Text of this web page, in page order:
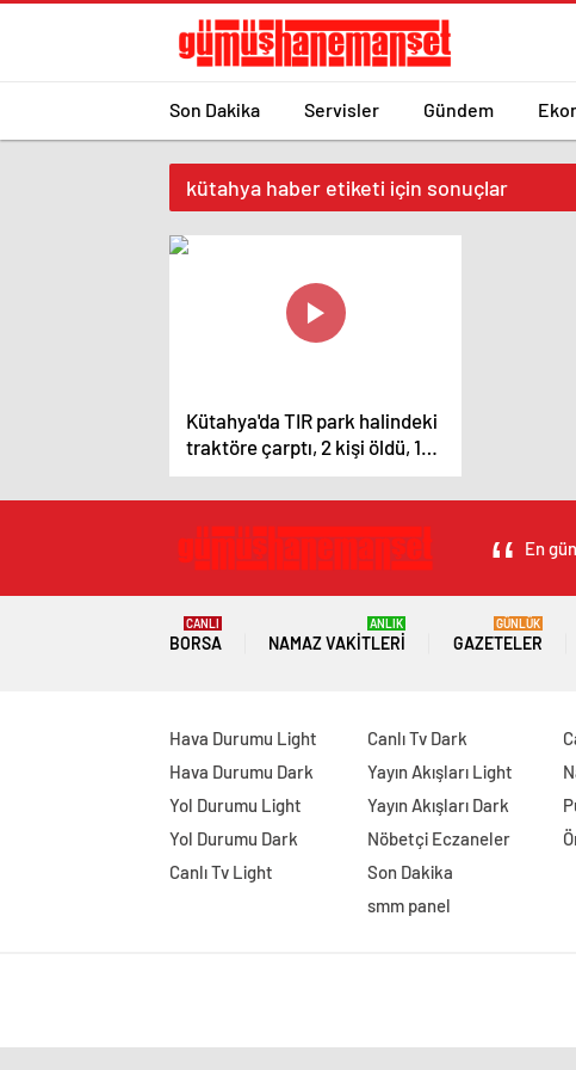
Son Dakika Servisler Gündem
kütahya haber etiketi için sonuçlar
Kütahya'da TIR park halindeki
traktöre çarptı, 2 kişi öldü, 1
kişi yaralandı – Güncel
haberler
En
BORSA
CANLI
NAMAZ VAKITLERI
ANLIK
GAZETELER
GÜNLÜK
Hava Durumu Light
Hava Durumu Dark
Yol Durumu Light
Yol Durumu Dark
Canlı Tv Light
Canlı Tv Dark
Yayın Akışları Light
Yayın Akışları Dark
Nöbetçi Eczaneler
Son Dakika
smm panel